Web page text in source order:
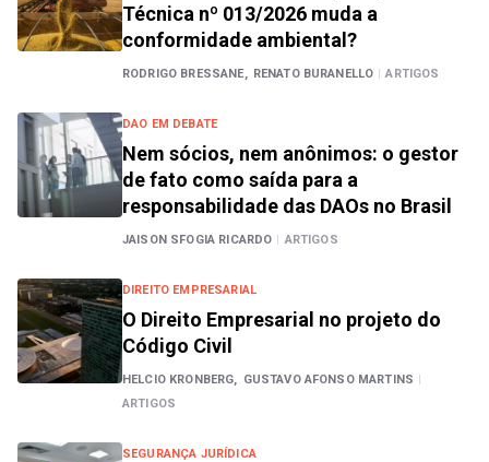
Técnica nº 013/2026 muda a
conformidade ambiental?
RODRIGO BRESSANE, RENATO BURANELLO | ARTIGOS
DAO EM DEBATE
Nem sócios, nem anônimos: o gestor
de fato como saída para a
responsabilidade das DAOs no Brasil
JAISON SFOGIA RICARDO | ARTIGOS
DIREITO EMPRESARIAL
O Direito Empresarial no projeto do
Código Civil
HELCIO KRONBERG, GUSTAVO AFONSO MARTINS |
ARTIGOS
SEGURANÇA JURÍDICA